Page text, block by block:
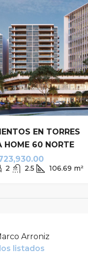
EN TORRES
HOME 60 NORTE
2 2.5 106.69 m²
Arroniz
listados